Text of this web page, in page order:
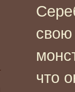
свою
что